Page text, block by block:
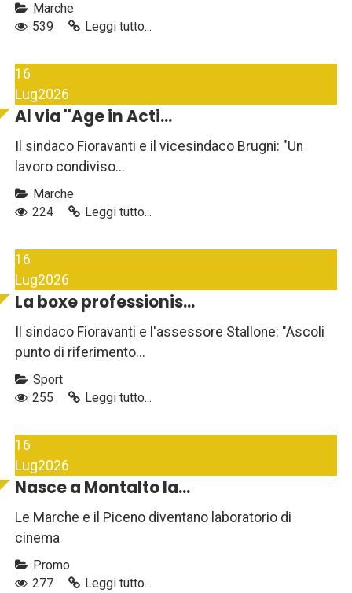
Marche
539
Leggi tutto...
16
Lug2026
Al via ''Age in Acti...
Il sindaco Fioravanti e il vicesindaco Brugni: "Un
lavoro condiviso...
Marche
224
Leggi tutto...
16
Lug2026
La boxe professionis...
Il sindaco Fioravanti e l'assessore Stallone: "Ascoli
punto di riferimento...
Sport
255
Leggi tutto...
16
Lug2026
Nasce a Montalto la...
Le Marche e il Piceno diventano laboratorio di
cinema
Promo
277
Leggi tutto...